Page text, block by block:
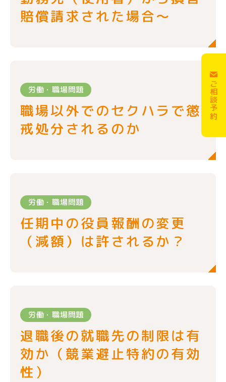
ご相談予約
賠償請求された場合～
労働・職場問題
職場以外でのセクハラで懲
戒処分されるのか
労働・職場問題
任期中の役員報酬の変更
（減額）は許されるか？
労働・職場問題
退職後の就職先の制限は有
効か（競業避止特約の有効
性）